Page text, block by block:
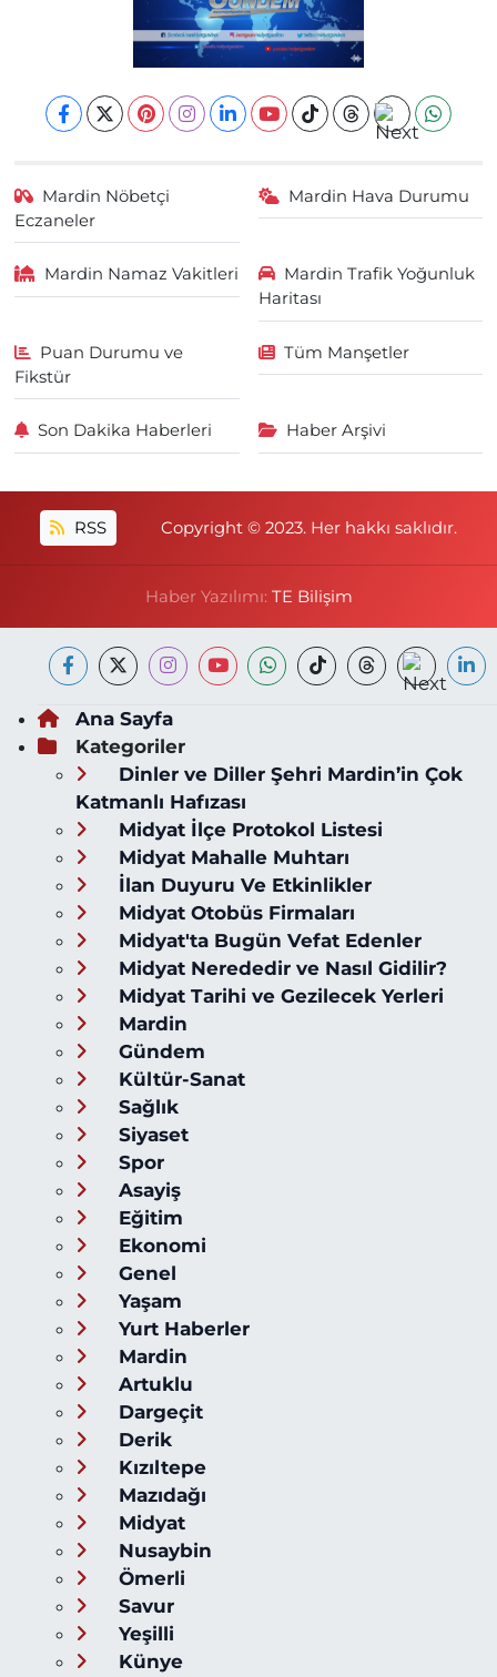
Mardin Nöbetçi
Eczaneler
Mardin Hava Durumu
Mardin Namaz Vakitleri
Mardin Trafik Yoğunluk
Haritası
Puan Durumu ve
Fikstür
Tüm Manşetler
Son Dakika Haberleri Haber Arşivi
RSS Copyright © 2023. Her hakkı saklıdır.
Haber Yazılımı: TE Bilişim
Ana Sayfa
Kategoriler
Dinler ve Diller Şehri Mardin’in Çok
Katmanlı Hafızası
Midyat İlçe Protokol Listesi
Midyat Mahalle Muhtarı
İlan Duyuru Ve Etkinlikler
Midyat Otobüs Firmaları
Midyat'ta Bugün Vefat Edenler
Midyat Nerededir ve Nasıl Gidilir?
Midyat Tarihi ve Gezilecek Yerleri
Mardin
Gündem
Kültür-Sanat
Sağlık
Siyaset
Spor
Asayiş
Eğitim
Ekonomi
Genel
Yaşam
Yurt Haberler
Mardin
Artuklu
Dargeçit
Derik
Kızıltepe
Mazıdağı
Midyat
Nusaybin
Ömerli
Savur
Yeşilli
Künye